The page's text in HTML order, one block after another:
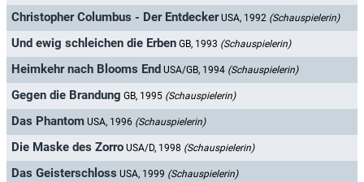
Christopher Columbus - Der Entdecker USA, 1992 (Schauspielerin)
Und ewig schleichen die Erben GB, 1993 (Schauspielerin)
Heimkehr nach Blooms End USA/GB, 1994 (Schauspielerin)
Gegen die Brandung GB, 1995 (Schauspielerin)
Das Phantom USA, 1996 (Schauspielerin)
Die Maske des Zorro USA/D, 1998 (Schauspielerin)
Das Geisterschloss USA, 1999 (Schauspielerin)